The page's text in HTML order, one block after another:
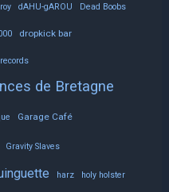
dAHU-gAROU Dead Boobs
dropkick bar
de Bretagne
Garage Café
Gravity Slaves
harz holy holster